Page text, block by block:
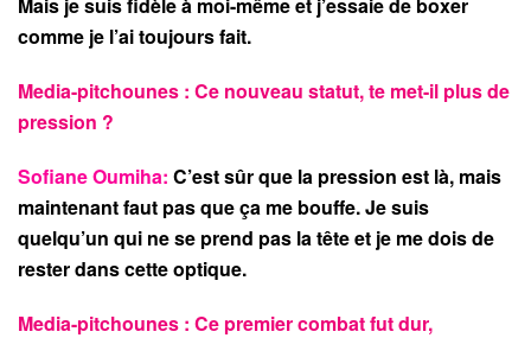
comme je l’ai toujours fait.
Media-pitchounes : Ce nouveau statut, te met-il plus de
pression ?
Sofiane Oumiha: C’est sûr que la pression est là, mais
maintenant faut pas que ça me bouffe. Je suis
quelqu’un qui ne se prend pas la tête et je me dois de
rester dans cette optique.
Media-pitchounes : Ce premier combat fut dur,